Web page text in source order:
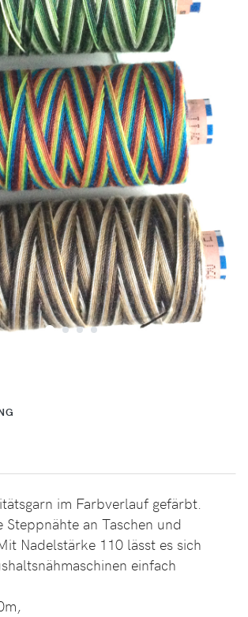
im Farbverlauf gefärbt.
Steppnähte an Taschen und
Nadelstärke 110 lässt es sich
einfach